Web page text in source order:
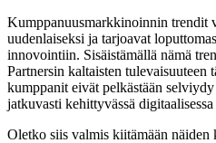
Kumppanuusmarkkinoinnin trendit
uudenlaiseksi ja tarjoavat
innovointiin. Sisäistämällä nämä
Partnersin kaltaisten tulevaisuuteen
kumppanit eivät pelkästään
jatkuvasti kehittyvässä
Oletko siis valmis kiitämään näiden